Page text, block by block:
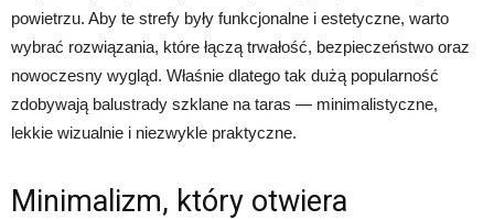
powietrzu. Aby te strefy były funkcjonalne i estetyczne, warto
wybrać rozwiązania, które łączą trwałość, bezpieczeństwo oraz
nowoczesny wygląd. Właśnie dlatego tak dużą popularność
zdobywają balustrady szklane na taras — minimalistyczne,
lekkie wizualnie i niezwykle praktyczne.
Minimalizm, który otwiera